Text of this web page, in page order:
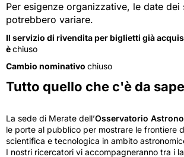
Per esigenze organizzative, le date dei
potrebbero variare.
Il servizio di rivendita per biglietti già
èchiuso
Cambio nominativo chiuso
Tutto quello che c'è da
La sede di Merate dell’Osservatorio
le porte al pubblico per mostrare le frontiere
scientifica e tecnologica in ambito
I nostri ricercatori vi accompagneranno tra i